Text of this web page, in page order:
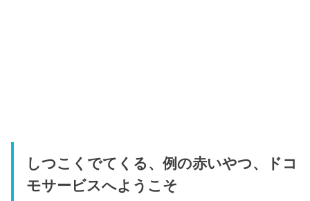
しつこくでてくる、例の赤いやつ、ドコ
モサービスへようこそ